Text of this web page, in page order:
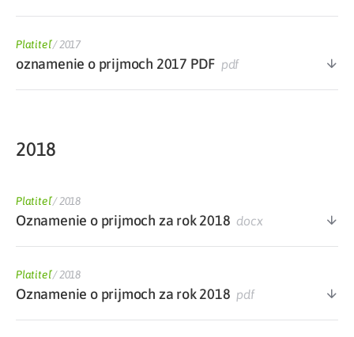
Platiteľ/2017
oznamenie o prijmoch 2017 PDF pdf
2018
Platiteľ/2018
Oznamenie o prijmoch za rok 2018 docx
Platiteľ/2018
Oznamenie o prijmoch za rok 2018 pdf